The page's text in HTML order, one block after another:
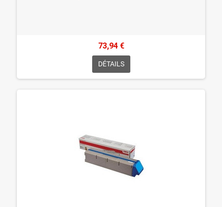
73,94 €
DÉTAILS